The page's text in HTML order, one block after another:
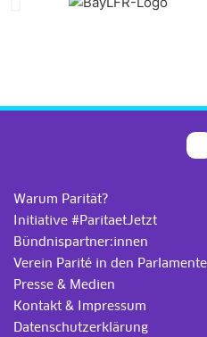
Warum Parität?
Initiative #ParitaetJetzt
Bündnispartner:innen
Verein Parité in den
Presse & Medien
Kontakt & Impressum
Datenschutzerklärung